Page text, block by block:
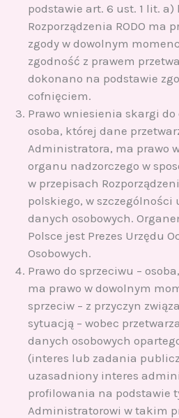
podstawie art. 6 ust. 1 lit.
Rozporządzenia RODO ma
zgody w dowolnym
zgodność z prawem
dokonano na podstawie
cofnięciem.
Prawo wniesienia skargi
osoba, której dane
Administratora, ma prawo
organu nadzorczego w
w przepisach
polskiego, w szczególności
danych osobowych.
Polsce jest Prezes Urzędu
Osobowych.
Prawo do sprzeciwu –
ma prawo w dowolnym
sprzeciw – z przyczyn
sytuacją – wobec
danych osobowych
(interes lub zadania
uzasadniony interes
profilowania na podstawie
Administratorowi w takim